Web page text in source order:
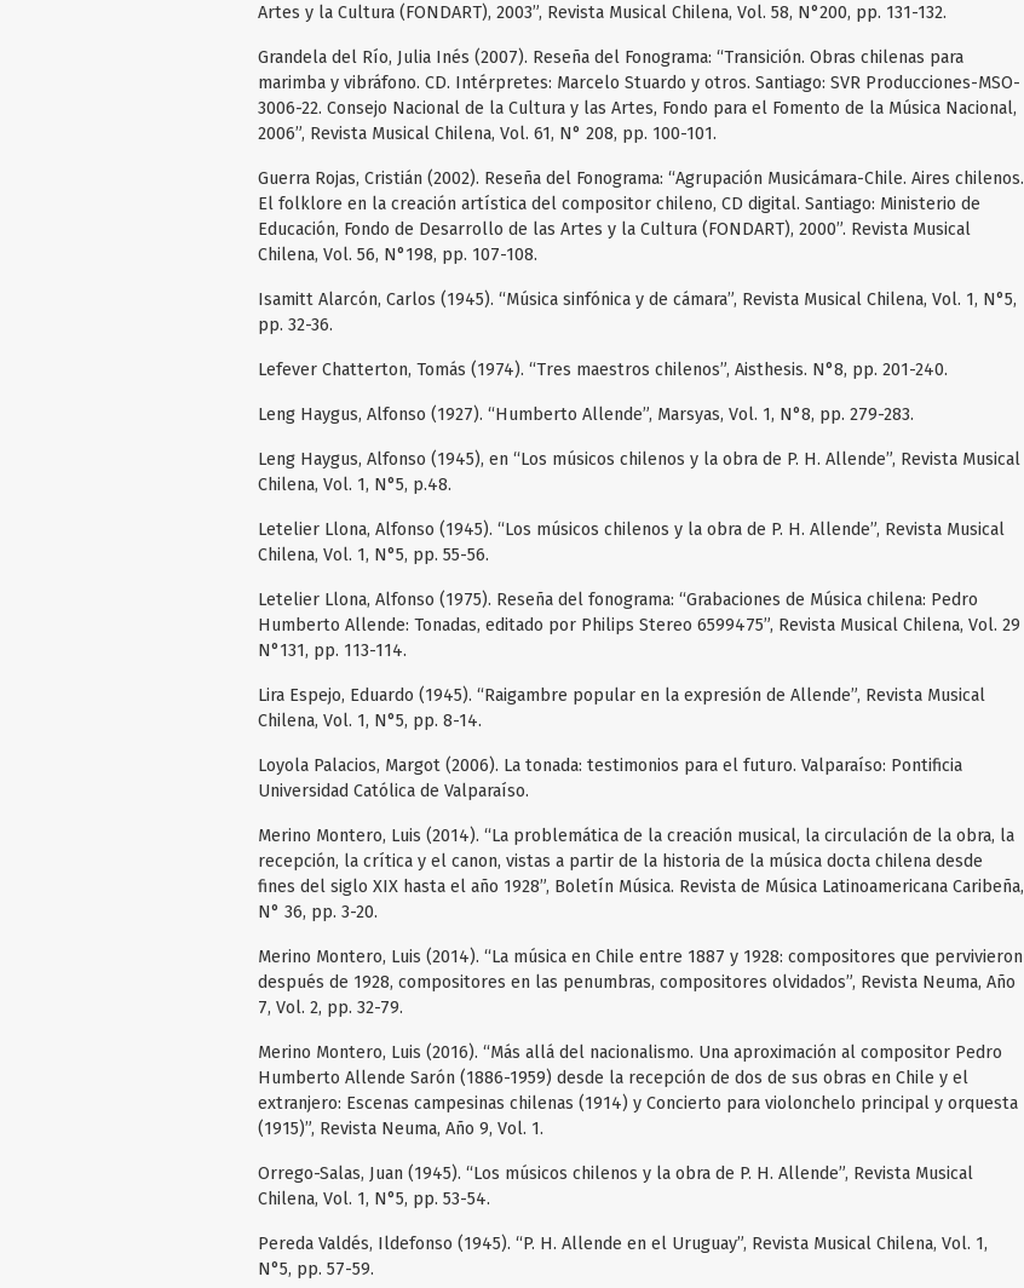
Artes y la Cultura (FONDART), 2003”, Revista Musical Chilena, Vol. 58, N°200, pp. 131-132.
Grandela del Río, Julia Inés (2007). Reseña del Fonograma: “Transición. Obras chilenas para
marimba y vibráfono. CD. Intérpretes: Marcelo Stuardo y otros. Santiago: SVR Producciones-MSO-
3006-22. Consejo Nacional de la Cultura y las Artes, Fondo para el Fomento de la Música Nacional,
2006”, Revista Musical Chilena, Vol. 61, N° 208, pp. 100-101.
Guerra Rojas, Cristián (2002). Reseña del Fonograma: “Agrupación Musicámara-Chile. Aires chilenos.
El folklore en la creación artística del compositor chileno, CD digital. Santiago: Ministerio de
Educación, Fondo de Desarrollo de las Artes y la Cultura (FONDART), 2000”. Revista Musical
Chilena, Vol. 56, N°198, pp. 107-108.
Isamitt Alarcón, Carlos (1945). “Música sinfónica y de cámara”, Revista Musical Chilena, Vol. 1, N°5,
pp. 32-36.
Lefever Chatterton, Tomás (1974). “Tres maestros chilenos”, Aisthesis. N°8, pp. 201-240.
Leng Haygus, Alfonso (1927). “Humberto Allende”, Marsyas, Vol. 1, N°8, pp. 279-283.
Leng Haygus, Alfonso (1945), en “Los músicos chilenos y la obra de P. H. Allende”, Revista Musical
Chilena, Vol. 1, N°5, p.48.
Letelier Llona, Alfonso (1945). “Los músicos chilenos y la obra de P. H. Allende”, Revista Musical
Chilena, Vol. 1, N°5, pp. 55-56.
Letelier Llona, Alfonso (1975). Reseña del fonograma: “Grabaciones de Música chilena: Pedro
Humberto Allende: Tonadas, editado por Philips Stereo 6599475”, Revista Musical Chilena, Vol. 29
N°131, pp. 113-114.
Lira Espejo, Eduardo (1945). “Raigambre popular en la expresión de Allende”, Revista Musical
Chilena, Vol. 1, N°5, pp. 8-14.
Loyola Palacios, Margot (2006). La tonada: testimonios para el futuro. Valparaíso: Pontificia
Universidad Católica de Valparaíso.
Merino Montero, Luis (2014). “La problemática de la creación musical, la circulación de la obra, la
recepción, la crítica y el canon, vistas a partir de la historia de la música docta chilena desde
fines del siglo XIX hasta el año 1928”, Boletín Música. Revista de Música Latinoamericana Caribeña,
N° 36, pp. 3-20.
Merino Montero, Luis (2014). “La música en Chile entre 1887 y 1928: compositores que pervivieron
después de 1928, compositores en las penumbras, compositores olvidados”, Revista Neuma, Año
7, Vol. 2, pp. 32-79.
Merino Montero, Luis (2016). “Más allá del nacionalismo. Una aproximación al compositor Pedro
Humberto Allende Sarón (1886-1959) desde la recepción de dos de sus obras en Chile y el
extranjero: Escenas campesinas chilenas (1914) y Concierto para violonchelo principal y orquesta
(1915)”, Revista Neuma, Año 9, Vol. 1.
Orrego-Salas, Juan (1945). “Los músicos chilenos y la obra de P. H. Allende”, Revista Musical
Chilena, Vol. 1, N°5, pp. 53-54.
Pereda Valdés, Ildefonso (1945). “P. H. Allende en el Uruguay”, Revista Musical Chilena, Vol. 1,
N°5, pp. 57-59.